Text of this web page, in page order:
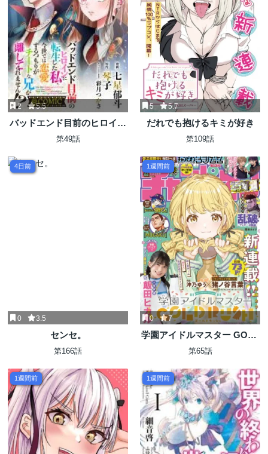
2 5.5
バッドエンド目前のヒロイン
に転生した私、今世では恋愛
してくれません！？＠COMIC
第49話
5 5.7
だれでも抱けるキミが好き
第109話
4日前
0 3.5
センセ。
第166話
1週間前
0 7
学園アイドルマスター GOLD
RUSH
第65話
1週間前 1週間前